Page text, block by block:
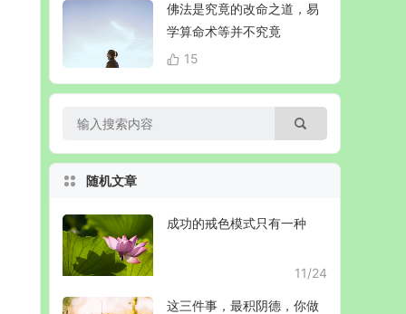
佛法是究竟的改命之道，易
学算命术等并不究竟
15
随机文章
成功的戒色模式只有一种
11/24
这三件事，最积阴德，你做